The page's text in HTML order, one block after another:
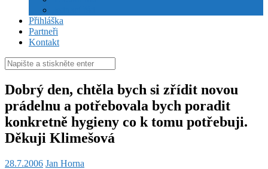
Přihláška
Partneři
Kontakt
Hledat:
Dobrý den, chtěla bych si zřídit novou
prádelnu a potřebovala bych poradit
konkretně hygieny co k tomu potřebuji.
Děkuji Klimešová
28.7.2006 Jan Horna